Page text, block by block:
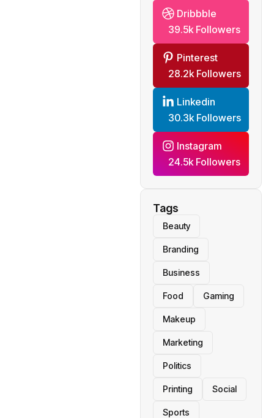
Dribbble
39.5k Followers
Pinterest
28.2k Followers
Linkedin
30.3k Followers
Instagram
24.5k Followers
Tags
Beauty
Branding
Business
Food Gaming
Makeup
Marketing
Politics
Printing Social
Sports